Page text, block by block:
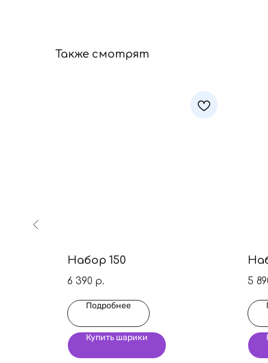
Также смотрят
Набор 150
6 390 р.
Подробнее
Купить шарики
5